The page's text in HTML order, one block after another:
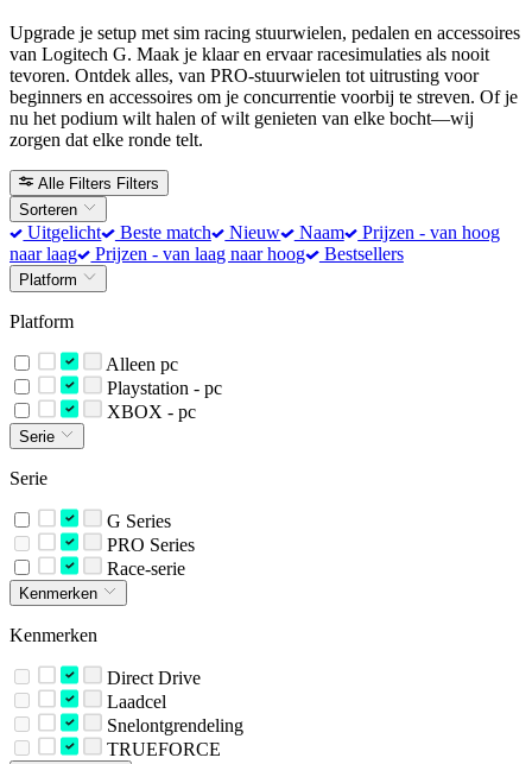
Upgrade je setup met sim racing stuurwielen, pedalen en accessoires
van Logitech G. Maak je klaar en ervaar racesimulaties als nooit
tevoren. Ontdek alles, van PRO-stuurwielen tot uitrusting voor
beginners en accessoires om je concurrentie voorbij te streven. Of je
nu het podium wilt halen of wilt genieten van elke bocht—wij
zorgen dat elke ronde telt.
Alle Filters Filters
Sorteren
Uitgelicht Beste match Nieuw Naam
Prijzen - van hoog
naar laag
Prijzen - van laag naar hoog Bestsellers
Platform
Platform
Alleen pc
Playstation - pc
XBOX - pc
Serie
Serie
G Series
PRO Series
Race-serie
Kenmerken
Kenmerken
Direct Drive
Laadcel
Snelontgrendeling
TRUEFORCE